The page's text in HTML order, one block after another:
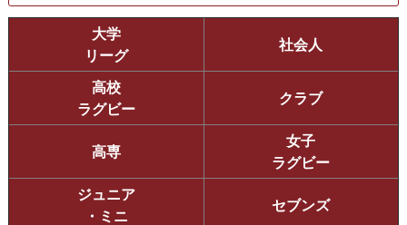
大学
リーグ
社会人
高校
ラグビー
クラブ
高専
女子
ラグビー
ジュニア
・ミニ
セブンズ